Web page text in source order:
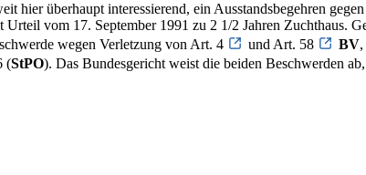
hier überhaupt interessierend, ein Ausstandsbegehren
vom 17. September 1991 zu 2 1/2 Jahren Zuchthaus.
wegen Verletzung von Art. 4
und Art. 58 BV
(StPO). Das Bundesgericht weist die beiden Beschwerden